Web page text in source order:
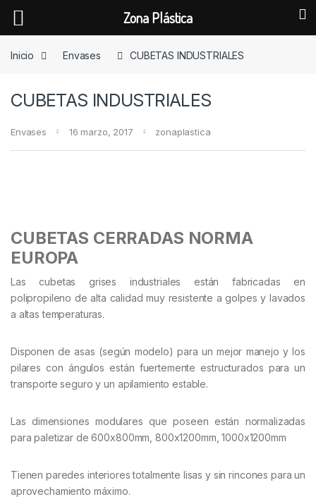
Inicio
Envases CUBETAS INDUSTRIALES
CUBETAS INDUSTRIALES
Envases 16 marzo, 2017 zonaplastica
CUBETAS CERRADAS NORMA
EUROPA
Las cubetas grises industriales están fabricadas en
polipropileno de alta calidad muy resistente a golpes y lavados
a altas temperaturas.
Disponen de asas (según modelo) para un mejor manejo y los
pilares con ángulos están fuertemente estructurados para un
transporte seguro y un apilamiento estable.
Las dimensiones modulares que poseen están normalizadas
para paletizar de 600x800mm, 800x1200mm, 1000x1200mm
Tienen paredes interiores totalmente lisas y sin rincones para un
aprovechamiento máximo.
Zona Plástica